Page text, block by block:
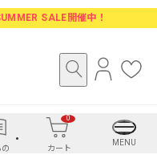
SALE開催中！
に
入
り
カート
0
MENU